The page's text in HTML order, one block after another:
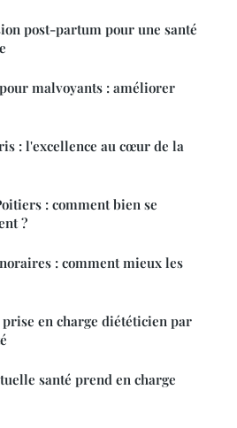
post-partum pour une santé
malvoyants : améliorer
: l'excellence au cœur de la
: comment bien se
?
: comment mieux les
prise en charge diététicien par
santé prend en charge